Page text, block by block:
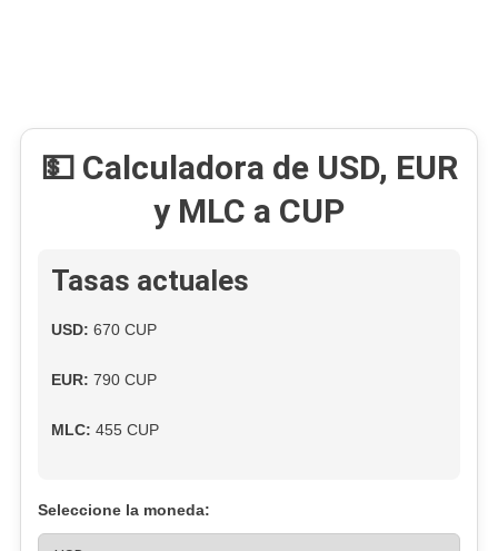
💵 Calculadora de USD, EUR
y MLC a CUP
Tasas actuales
USD: 670 CUP
EUR: 790 CUP
MLC: 455 CUP
Seleccione la moneda: